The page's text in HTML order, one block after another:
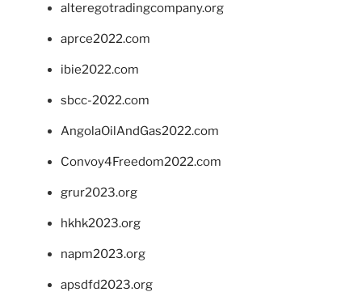
alteregotradingcompany.org
aprce2022.com
ibie2022.com
sbcc-2022.com
AngolaOilAndGas2022.com
Convoy4Freedom2022.com
grur2023.org
hkhk2023.org
napm2023.org
apsdfd2023.org